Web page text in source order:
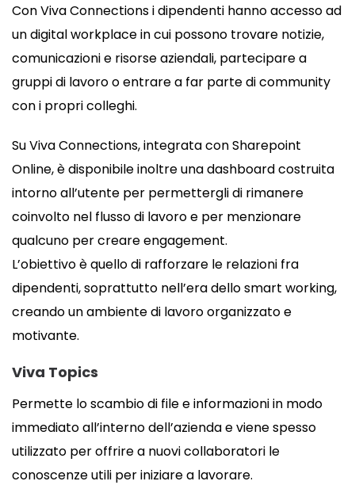
Con Viva Connections i dipendenti hanno accesso ad
un digital workplace in cui possono trovare notizie,
comunicazioni e risorse aziendali, partecipare a
gruppi di lavoro o entrare a far parte di community
con i propri colleghi.
Su Viva Connections, integrata con Sharepoint
Online, è disponibile inoltre una dashboard costruita
intorno all’utente per permettergli di rimanere
coinvolto nel flusso di lavoro e per menzionare
qualcuno per creare engagement.
L’obiettivo è quello di rafforzare le relazioni fra
dipendenti, soprattutto nell’era dello smart working,
creando un ambiente di lavoro organizzato e
motivante.
Viva Topics
Permette lo scambio di file e informazioni in modo
immediato all’interno dell’azienda e viene spesso
utilizzato per offrire a nuovi collaboratori le
conoscenze utili per iniziare a lavorare.